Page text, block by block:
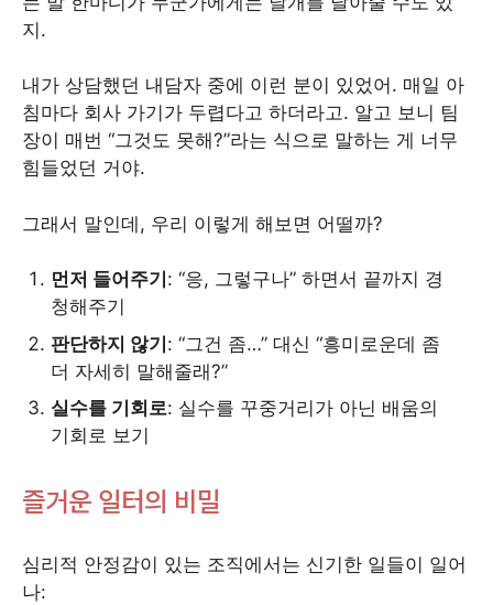
지.
내가 상담했던 내담자 중에 이런 분이 있었어. 매일 아
침마다 회사 가기가 두렵다고 하더라고. 알고 보니 팀
장이 매번 “그것도 못해?”라는 식으로 말하는 게 너무
힘들었던 거야.
그래서 말인데, 우리 이렇게 해보면 어떨까?
먼저 들어주기 : “응, 그렇구나” 하면서 끝까지 경
청해주기
판단하지 않기: “그건 좀…” 대신 “흥미로운데 좀
더 자세히 말해줄래?”
실수를 기회로: 실수를 꾸중거리가 아닌 배움의
기회로 보기
즐거운 일터의 비밀
심리적 안정감이 있는 조직에서는 신기한 일들이 일어
나: